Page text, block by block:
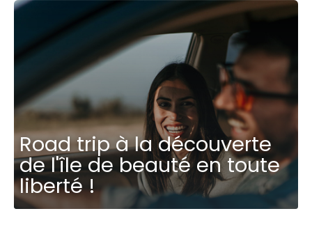
Road trip à la découverte
de l'île de beauté en toute
liberté !